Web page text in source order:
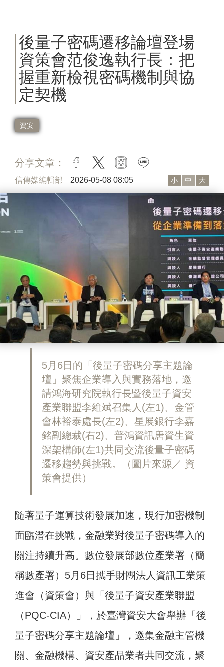
後量子密碼遷移論壇登場
資策會范俊逸執行長：把
握重新檢視密碼機制與協
定契機
資安
分享文章： facebook
twitter instagram
信傳媒編輯部 2026-05-08 08:05 小 中 大
5月6日的「後量子密碼分享主題論
壇」聚焦企業導入與實務落地，邀
請鴻海研究院執行長暨後量子資安
產業聯盟李維斌召集人(左1)、金管
會林裕泰處長(左2)、星展銀行李嘉
銘副總裁(右2)、普鴻資訊唐資生資
深架構師(左1)共同交流後量子密碼
遷移趨勢與挑戰。（圖片來源／ 資
策會提供）
隨著量子運算技術發展加速，現行加密機制
面臨潛在挑戰，金融業對後量子密碼導入的
關注持續升高。數位發展部數位產業署（簡
稱數產署）5月6日攜手財團法人資訊工業策
進會（資策會）與「後量子資安產業聯盟
（PQC-CIA）」，於臺灣資安大會舉辦「後
量子密碼分享主題論壇」，邀集金融主管機
關、金融機構、資安產品業者共同交流，聚